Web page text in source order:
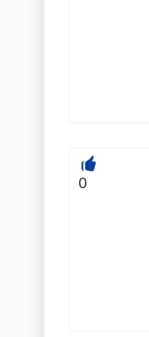
+
0